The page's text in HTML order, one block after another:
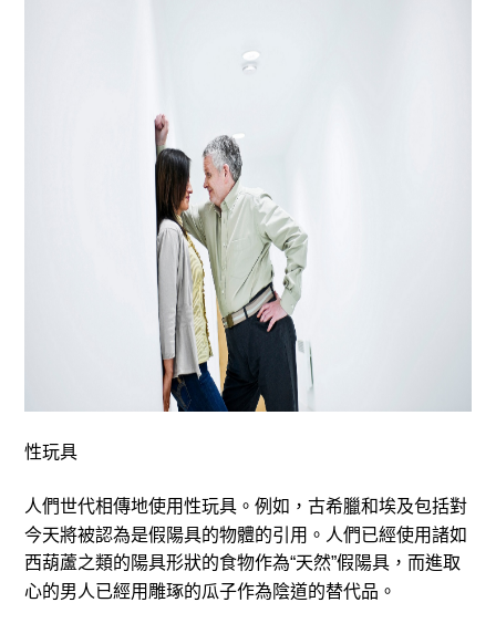
性玩具
人們世代相傳地使用性玩具。例如，古希臘和埃及包括對
今天將被認為是假陽具的物體的引用。人們已經使用諸如
西葫蘆之類的陽具形狀的食物作為“天然”假陽具，而進取
心的男人已經用雕琢的瓜子作為陰道的替代品。